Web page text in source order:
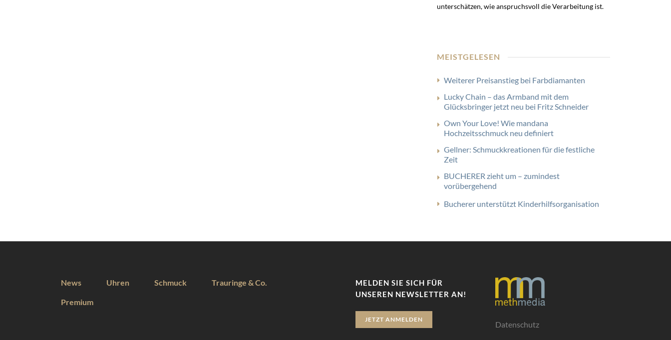
unterschätzen, wie anspruchsvoll die Verarbeitung ist.
MEISTGELESEN
Weiterer Preisanstieg bei Farbdiamanten
Lucky Chain – das Armband mit dem
Glücksbringer jetzt neu bei Fritz Schneider
Own Your Love! Wie mandana
Hochzeitsschmuck neu definiert
Gellner: Schmuckkreationen für die festliche
Zeit
BUCHERER zieht um – zumindest
vorübergehend
Bucherer unterstützt Kinderhilfsorganisation
News Uhren Schmuck Trauringe & Co.
Premium
MELDEN SIE SICH FÜR
UNSEREN NEWSLETTER AN!
JETZT ANMELDEN
Datenschutz